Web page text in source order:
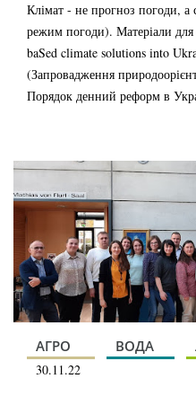
Клімат - не прогноз погоди, а
режим погоди). Матеріали
baSed climate solutions into
(Запровадження
Порядок денний реформ в
АГРО ВОДА
30.11.22